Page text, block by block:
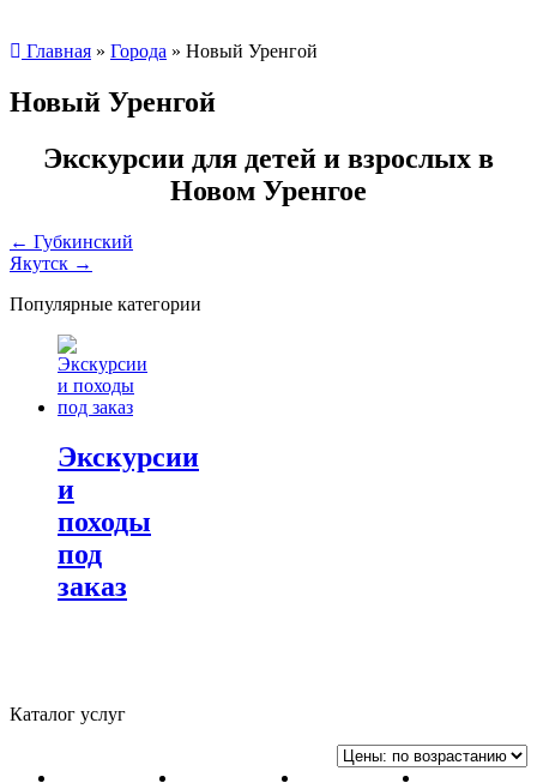
Главная » Города » Новый Уренгой
Новый Уренгой
Экскурсии для детей и взрослых в
Новом Уренгое
Навигация
по
записям
← Губкинский
Якутск →
Популярные категории
Экскурсии
и
походы
под
заказ
Каталог услуг